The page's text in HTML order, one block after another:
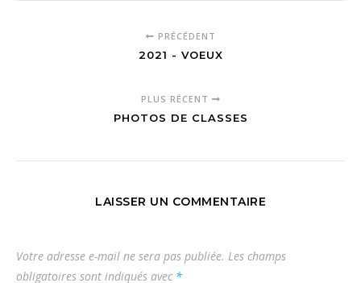
PRÉCÉDENT
2021 - VOEUX
PLUS RÉCENT
PHOTOS DE CLASSES
LAISSER UN COMMENTAIRE
Votre adresse e-mail ne sera pas publiée. Les champs
obligatoires sont indiqués avec *